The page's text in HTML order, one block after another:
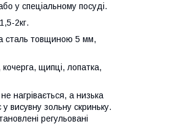
у спеціальному посуді.
2кг.
сталь товщиною 5 мм,
щипці, лопатка,
нагрівається, а низька
висувну зольну скриньку.
регульовані